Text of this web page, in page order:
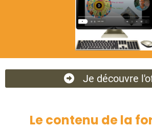
Je découvre
Le contenu de la